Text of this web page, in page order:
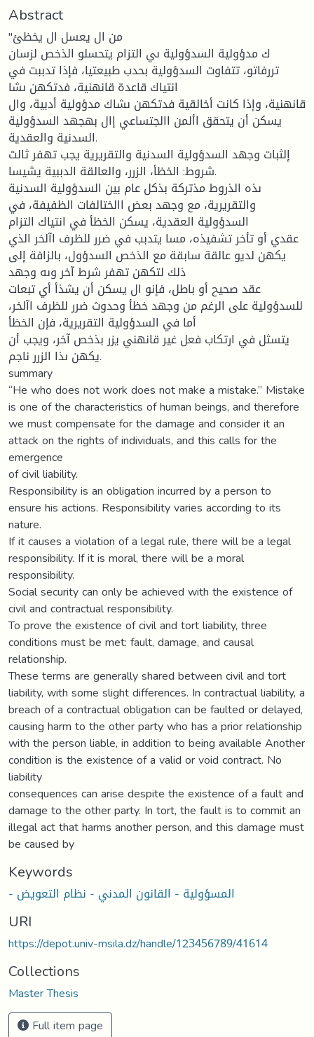
Abstract
"من ال يعسل ال يخظئ
ك مدؤولية السدؤولية ىي التزام يتحسلو الذخص لزسان
تررفاتو، تتفاوت السدؤولية بحدب طبيعتيا، فإذا تدببت في
انتياك قاعدة قانهنية، فدتكهن ىشا
قانهنية، وإذا كانت أخالقية فدتكهن ىشاك مدؤولية أدبية، وال
يسكن أن يتحقق األمن االجتساعي إال بهجهد السدؤولية
السدنية والعقدية.
إلثبات وجهد السدؤولية السدنية والتقريرية يجب تهفر ثالث
شروط: الخظأ، الزرر، والعالقة الدببية يشيسا.
ىذه الذروط مذتركة بذكل عام بين السدؤولية السدنية
والتقريرية، مع وجهد بعض االختالفات الظفيفة، في
السدؤولية العقدية، يسكن الخظأ في انتياك التزام
عقدي أو تأخر تشفيذه، مسا يتدبب في ضرر للظرف اآلخر الذي
يكهن لديو عالقة سابقة مع الذخص السدؤول، بالزافة إلى
ذلك لتكهن تهفر شرط آخر وىه وجهد
عقد صحيح أو باطل، فإنو ال يسكن أن يشذأ أي تبعات
للسدؤولية على الرغم من وجهد خظأ وحدوث ضرر للظرف اآلخر،
أما في السدؤولية التقريرية، فإن الخظأ
يتسثل في ارتكاب فعل غير قانهني يزر بذخص آخر، ويجب أن
يكهن ىذا الزرر ناجم.
summary
“He who does not work does not make a mistake.” Mistake
is one of the characteristics of human beings, and therefore
we must compensate for the damage and consider it an
attack on the rights of individuals, and this calls for the
emergence
of civil liability.
Responsibility is an obligation incurred by a person to
ensure his actions. Responsibility varies according to its
nature.
If it causes a violation of a legal rule, there will be a legal
responsibility. If it is moral, there will be a moral
responsibility.
Social security can only be achieved with the existence of
civil and contractual responsibility.
To prove the existence of civil and tort liability, three
conditions must be met: fault, damage, and causal
relationship.
These terms are generally shared between civil and tort
liability, with some slight differences. In contractual liability, a
breach of a contractual obligation can be faulted or delayed,
causing harm to the other party who has a prior relationship
with the person liable, in addition to being available Another
condition is the existence of a valid or void contract. No
liability
consequences can arise despite the existence of a fault and
damage to the other party. In tort, the fault is to commit an
illegal act that harms another person, and this damage must
be caused by
Keywords
- المسؤولية - القانون المدني - نظام التعويض
URI
https://depot.univ-msila.dz/handle/123456789/41614
Collections
Master Thesis
Full item page